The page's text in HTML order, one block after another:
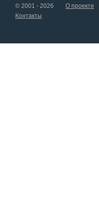
© 2001 - 2026 О проекте
Контакты